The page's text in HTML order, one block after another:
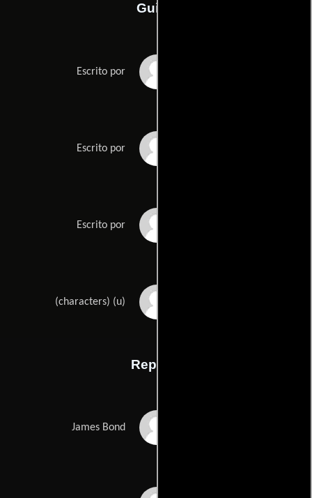
Guión
Escrito por
Escrito por
Escrito por
(characters) (u)
Reparto
James Bond